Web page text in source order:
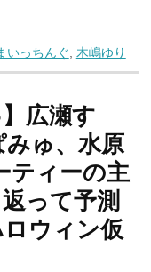
いっちんぐ 木嶋ゆり
広瀬す
ゅ、水原
ティーの主
って予測
ウィン仮